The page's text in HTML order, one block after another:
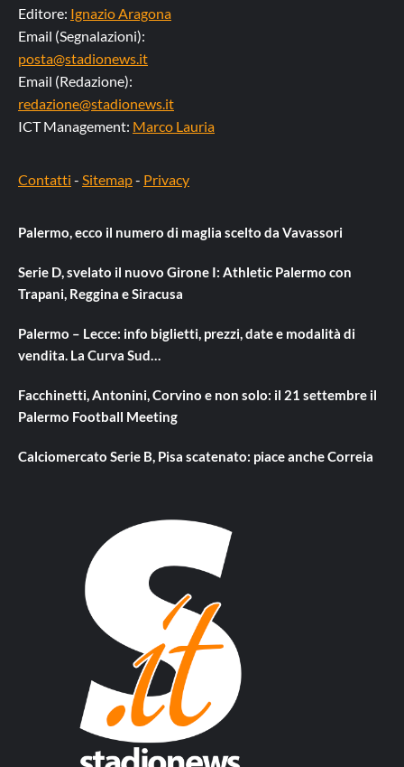
Editore: Ignazio Aragona
Email (Segnalazioni):
posta@stadionews.it
Email (Redazione):
redazione@stadionews.it
ICT Management: Marco Lauria
Contatti - Sitemap- Privacy
Palermo, ecco il numero di maglia scelto da Vavassori
Serie D, svelato il nuovo Girone I: Athletic Palermo con
Trapani, Reggina e Siracusa
Palermo – Lecce: info biglietti, prezzi, date e modalità di
vendita. La Curva Sud…
Facchinetti, Antonini, Corvino e non solo: il 21 settembre il
Palermo Football Meeting
Calciomercato Serie B, Pisa scatenato: piace anche Correia